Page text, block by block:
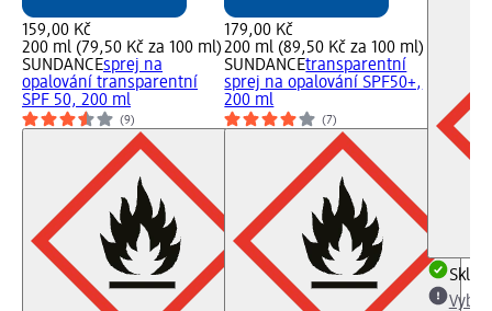
159,00 Kč
200 ml (79,50 Kč za 100 ml)
SUNDANCEsprej na
opalování transparentní
SPF 50, 200 ml
(9)
179,00 Kč
200 ml (89,50 Kč za 100 ml)
SUNDANCEtransparentní
sprej na opalování SPF50+,
200 ml
(7)